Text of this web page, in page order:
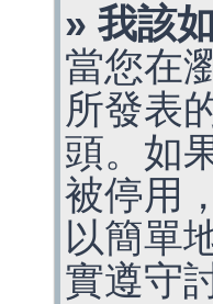
» 我該
當您在
所發表
頭。如
被停用
以簡單
實遵守